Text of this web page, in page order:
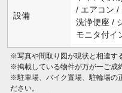
設備
/ エアコン /
洗浄便座 /
モニタ付イ
※写真や間取り図が現状と相違す
※掲載している物件が万が一ご成
※駐車場、バイク置場、駐輪場の
ださい。